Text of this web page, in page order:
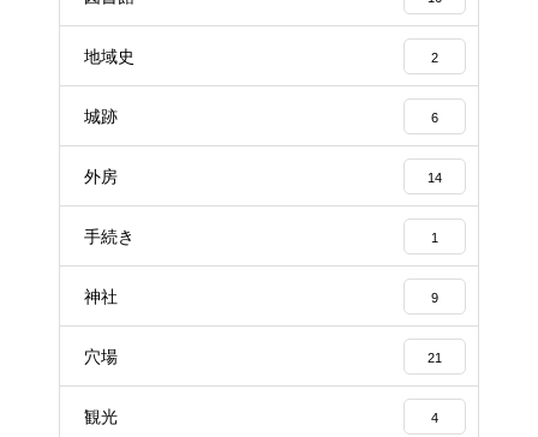
地域史 2
城跡 6
外房 14
手続き 1
神社 9
穴場 21
観光 4